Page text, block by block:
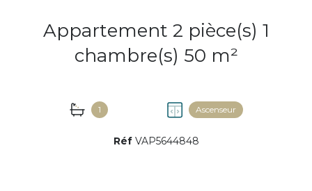
Appartement 2 pièce(s) 1
chambre(s) 50 m²
1 Ascenseur
Réf VAP5644848